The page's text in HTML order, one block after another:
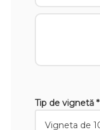
Tip de vignetă *